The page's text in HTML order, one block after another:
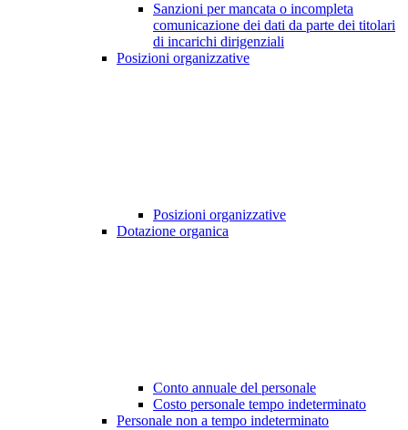
Sanzioni per mancata o incompleta
comunicazione dei dati da parte dei titolari
di incarichi dirigenziali
Posizioni organizzative
Posizioni organizzative
Dotazione organica
Conto annuale del personale
Costo personale tempo indeterminato
Personale non a tempo indeterminato